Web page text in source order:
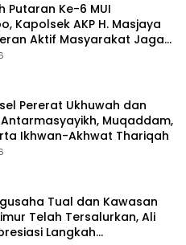
Putaran Ke-6 MUI
Kapolsek AKP H. Masjaya
Aktif Masyarakat Jaga
Pererat Ukhuwah dan
Muqaddam,
Ikhwan-Akhwat Thariqah
Tual dan Kawasan
Telah Tersalurkan, Ali
Langkah